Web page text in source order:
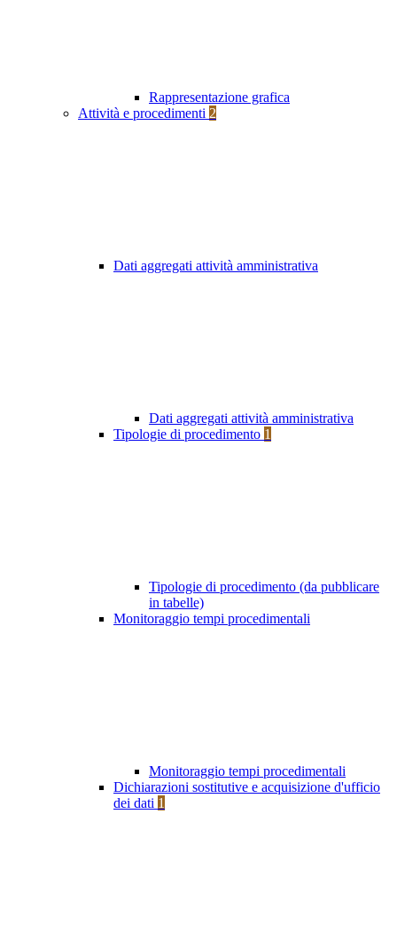
Rappresentazione grafica
Attività e procedimenti 2
Dati aggregati attività amministrativa
Dati aggregati attività amministrativa
Tipologie di procedimento 1
Tipologie di procedimento (da pubblicare
in tabelle)
Monitoraggio tempi procedimentali
Monitoraggio tempi procedimentali
Dichiarazioni sostitutive e acquisizione d'ufficio
dei dati 1